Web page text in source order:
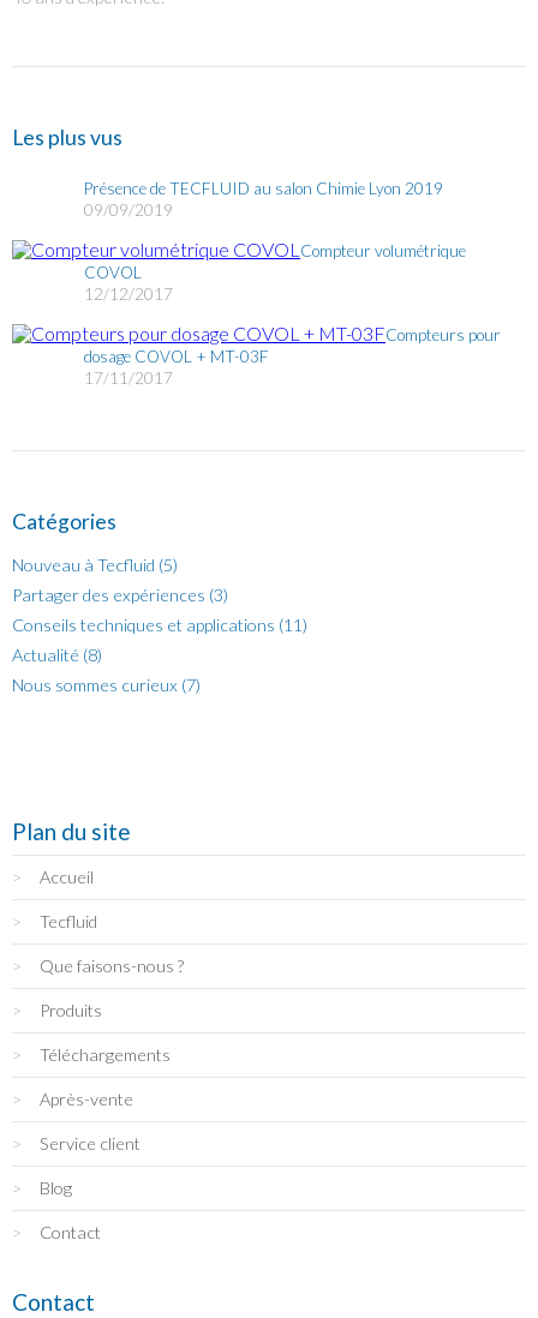
Les plus vus
Présence de TECFLUID au salon Chimie Lyon 2019
09/09/2019
Compteur volumétrique
COVOL
12/12/2017
Compteurs pour
dosage COVOL + MT-03F
17/11/2017
Catégories
Nouveau à Tecfluid (5)
Partager des expériences (3)
Conseils techniques et applications (11)
Actualité (8)
Nous sommes curieux (7)
Plan du site
Accueil
Tecfluid
Que faisons-nous ?
Produits
Téléchargements
Après-vente
Service client
Blog
Contact
Contact